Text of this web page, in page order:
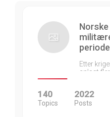
Etter
anlagt
140
Topics
2022
Posts